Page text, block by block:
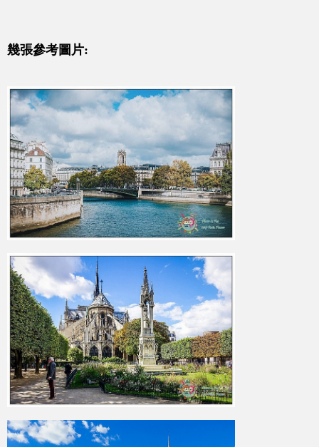
幾張參考圖片: